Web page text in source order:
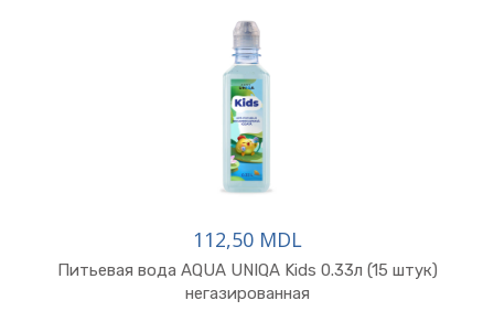
112,50 MDL
Питьевая вода AQUA UNIQA Kids 0.33л (15 штук)
негазированная